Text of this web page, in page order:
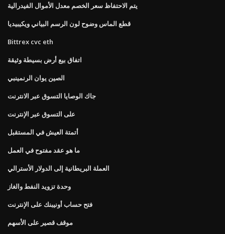
يتم الاحتفاظ سعر الخصم معدل الأموال الفيدرالية
قطع الماس وضوح لون الرسم البياني ويكيبيديا
Bittrex cvc eth
اتفاق بيع أرض بسيطة وثيقة
الصين يوان الرنمينبي
جاك الوصايا التسوق عبر الانترنت
على التسوق عبر الإنترنت
أتمتة العيش في المستقبل
ما هو عقد مفتوح في العمل
العملة البريطانية إلى الدولار الأسترالي
وحدة تزويد النفط والغاز
فتح حساب أونيبنك على الإنترنت
موقف قصير على الأسهم